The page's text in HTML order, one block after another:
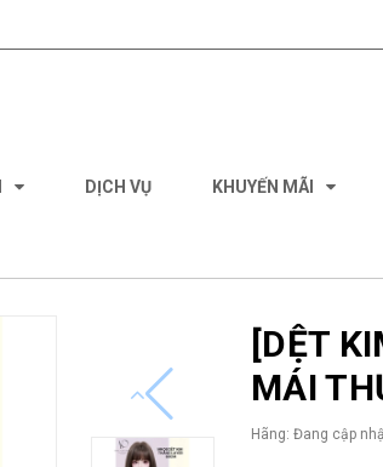
DỊCH VỤ KHUYẾN MÃI
[DỆT
MÁI
Hãng: Đang cập